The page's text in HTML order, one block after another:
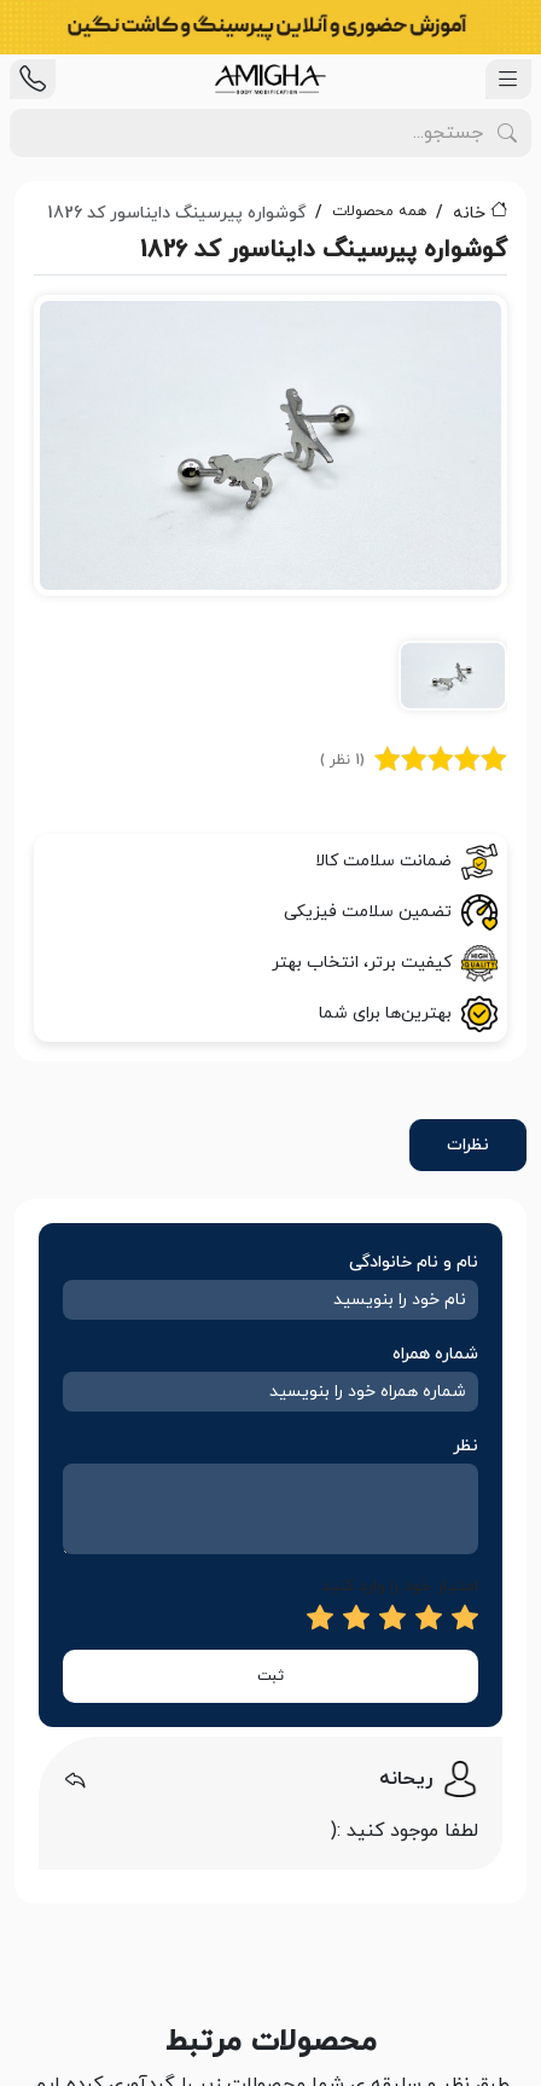
خانه همه محصولات گوشواره پیرسینگ دایناسور کد 1826
گوشواره پیرسینگ دایناسور کد 1826
(1 نظر )
ضمانت سلامت کالا
تضمین سلامت فیزیکی
کیفیت برتر، انتخاب بهتر
بهترین‌ها برای شما
نظرات
نام و نام خانوادگی
شماره همراه
نظر
امتیاز خود را وارد کنید
ثبت
ریحانه
لطفا موجود کنید :(
محصولات مرتبط